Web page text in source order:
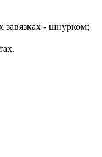
завязках - шнурком;